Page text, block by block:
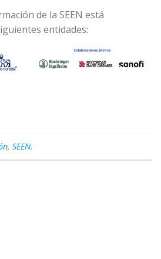
de la SEEN está
entidades:
, SEEN.